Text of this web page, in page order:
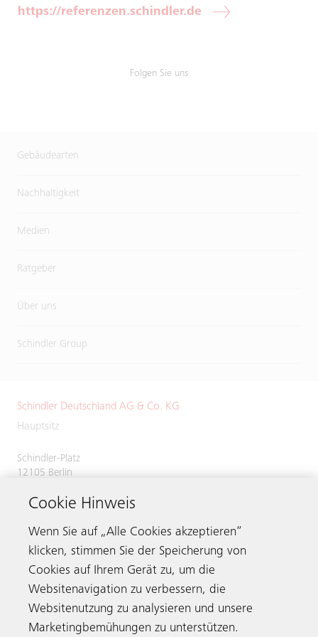
https://referenzen.schindler.de
Folgen Sie uns
Gebäudearten
Nachhaltigkeit
Medien
Ratgeber
Über uns
Schindler Group
Schindler Deutschland AG & Co. KG
Hauptsitz
Schindler-Platz
12105 Berlin
Telefax 030 7029 2620
Kontaktieren
Cookie Hinweis
Wenn Sie auf „Alle Cookies akzeptieren“
klicken, stimmen Sie der Speicherung von
Cookies auf Ihrem Gerät zu, um die
Websitenavigation zu verbessern, die
Websitenutzung zu analysieren und unsere
Marketingbemühungen zu unterstützen.